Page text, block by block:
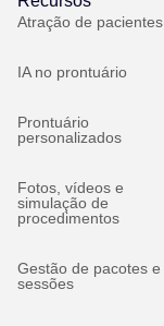
Atração de pacientes
IA no prontuário
Prontuário
personalizados
Fotos, vídeos e
simulação de
procedimentos
Gestão de pacotes e
sessões